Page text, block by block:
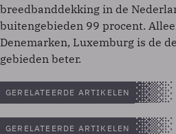
breedbanddekking in de
buitengebieden 99 procent.
Denemarken, Luxemburg is de
gebieden beter.
GERELATEERDE ARTIKELEN
GERELATEERDE ARTIKELEN